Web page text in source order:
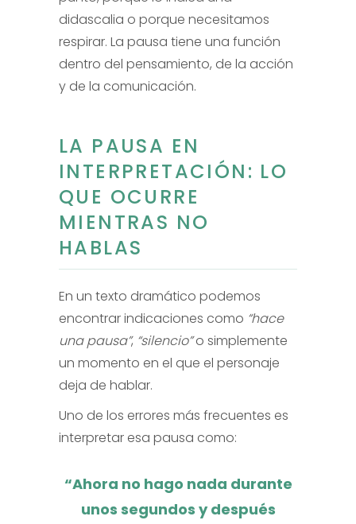
didascalia o porque necesitamos
respirar. La pausa tiene una función
dentro del pensamiento, de la acción
y de la comunicación.
LA PAUSA EN
INTERPRETACIÓN: LO
QUE OCURRE
MIENTRAS NO
HABLAS
En un texto dramático podemos
encontrar indicaciones como “hace
una pausa”, “silencio”o simplemente
un momento en el que el personaje
deja de hablar.
Uno de los errores más frecuentes es
interpretar esa pausa como:
“Ahora no hago nada durante
unos segundos y después